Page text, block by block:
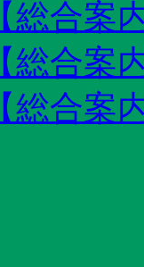
【総合案
【総合案
【総合